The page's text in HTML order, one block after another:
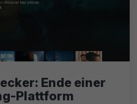
Ende einer
Plattform